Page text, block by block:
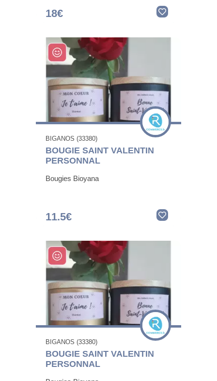
18€
BIGANOS (33380)
BOUGIE SAINT VALENTIN
PERSONNAL
Bougies Bioyana
11.5€
BIGANOS (33380)
BOUGIE SAINT VALENTIN
PERSONNAL